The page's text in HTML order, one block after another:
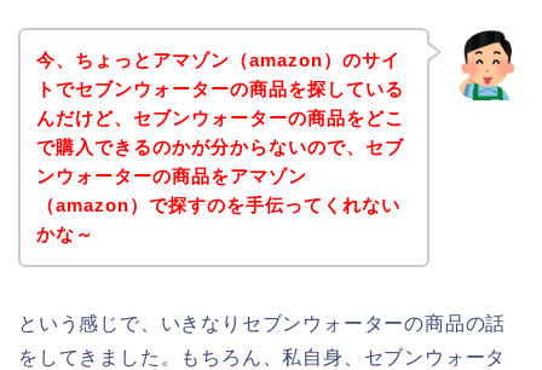
今、ちょっとアマゾン（amazon）のサイ
トでセブンウォーターの商品を探している
んだけど、セブンウォーターの商品をどこ
で購入できるのかが分からないので、セブ
ンウォーターの商品をアマゾン
（amazon）で探すのを手伝ってくれない
かな～
という感じで、いきなりセブンウォーターの商品の話
をしてきました。もちろん、私自身、セブンウォータ